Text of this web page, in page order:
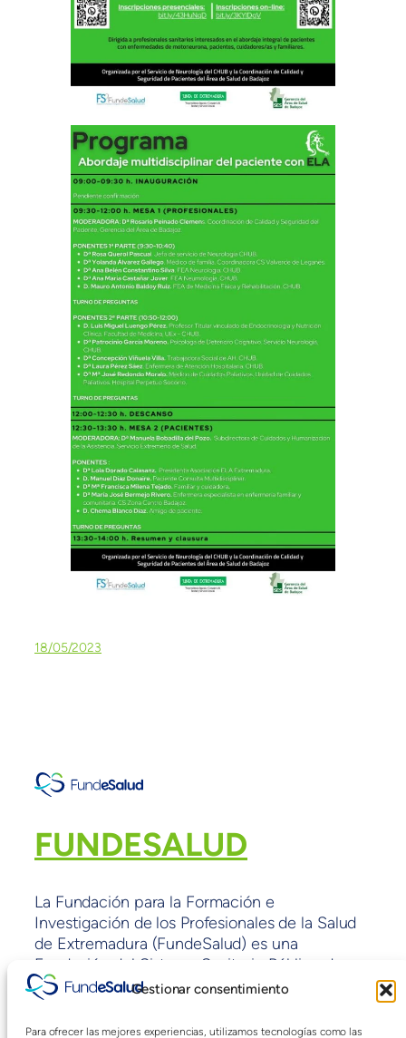
Gestionar consentimiento
Para ofrecer las mejores experiencias, utilizamos tecnologías como las
18/05/2023
FUNDESALUD
La Fundación para la Formación e
Investigación de los Profesionales de la Salud
de Extremadura (FundeSalud) es una
Fundación del Sistema Sanitario Público de
Extremadura sin ánimo de lucro y con fines de
interés general adscrita a la Consejería de
Sanidad y políticas Sociales de la Junta de